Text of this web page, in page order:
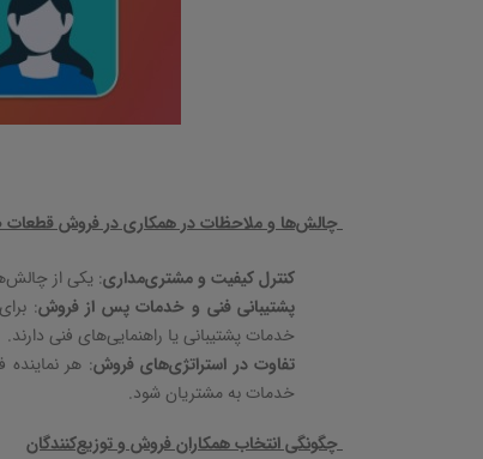
چالش‌ها و ملاحظات در همکاری در فروش قطعات
کنترل کیفیت و مشتری‌مداری: یکی از
پشتیبانی فنی و خدمات پس از فروش:
خدمات پشتیبانی یا راهنمایی‌های فنی دارند.
تفاوت در استراتژی‌های فروش: هر
خدمات به مشتریان شود.
چگونگی انتخاب همکاران فروش و توزیع‌کنندگان